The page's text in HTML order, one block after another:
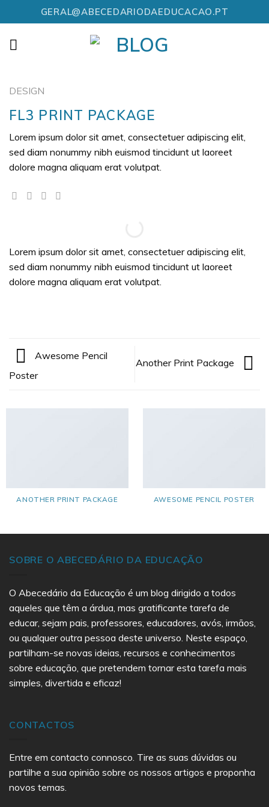
to
content
GERAL@ABECEDARIODAEDUCACAO.PT
DESIGN
FL3 PRINT PACKAGE
Lorem ipsum dolor sit amet, consectetuer adipiscing elit,
sed diam nonummy nibh euismod tincidunt ut laoreet
dolore magna aliquam erat volutpat.
Lorem ipsum dolor sit amet, consectetuer adipiscing elit,
sed diam nonummy nibh euismod tincidunt ut laoreet
dolore magna aliquam erat volutpat.
Awesome Pencil
Poster
Another Print Package
ANOTHER PRINT PACKAGE AWESOME PENCIL POSTER
SOBRE O ABECEDÁRIO DA EDUCAÇÃO
O Abecedário da Educação é um blog dirigido a todos
aqueles que têm a árdua, mas gratificante tarefa de
educar, sejam pais, professores, educadores, avós, irmãos,
ou qualquer outra pessoa deste universo. Neste espaço,
partilham-se novas ideias, recursos e conhecimentos
sobre educação, que pretendem tornar esta tarefa mais
simples, divertida e eficaz!
CONTACTOS
Entre em contacto connosco. Tire as suas dúvidas ou
partilhe a sua opinião sobre os nossos artigos e proponha
novos temas.